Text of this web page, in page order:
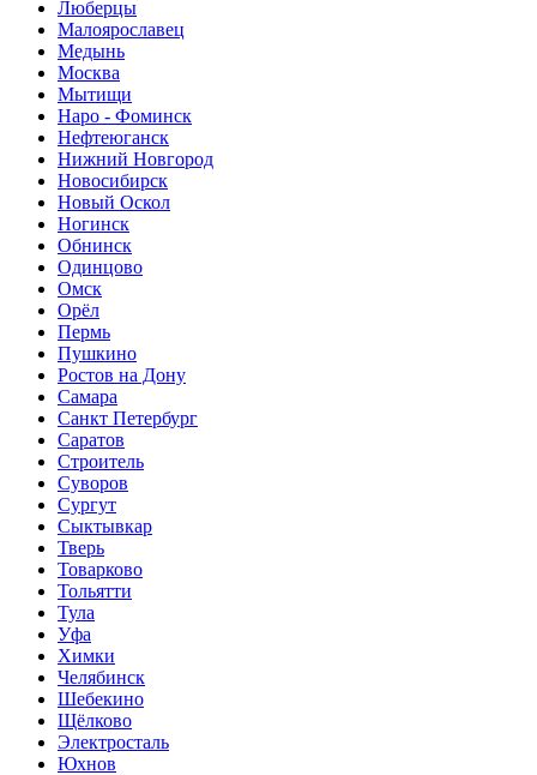
Люберцы
Малоярославец
Медынь
Москва
Мытищи
Наро - Фоминск
Нефтеюганск
Нижний Новгород
Новосибирск
Новый Оскол
Ногинск
Обнинск
Одинцово
Омск
Орёл
Пермь
Пушкино
Ростов на Дону
Самара
Санкт Петербург
Саратов
Строитель
Суворов
Сургут
Сыктывкар
Тверь
Товарково
Тольятти
Тула
Уфа
Химки
Челябинск
Шебекино
Щёлково
Электросталь
Юхнов